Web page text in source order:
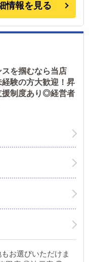
情報を見る
を掴むなら当店
験の方大歓迎！昇
制度あり◎経営者